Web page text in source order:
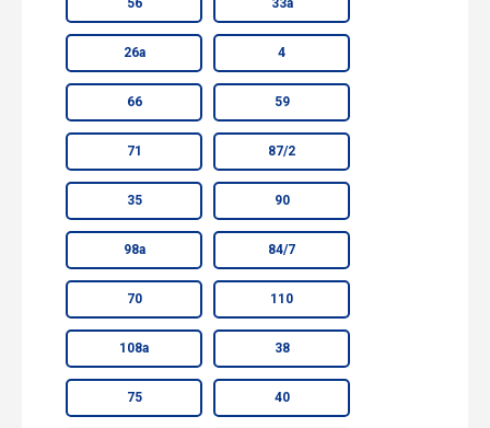
56 33а
26а 4
66 59
71 87/2
35 90
98а 84/7
70 110
108а 38
75 40